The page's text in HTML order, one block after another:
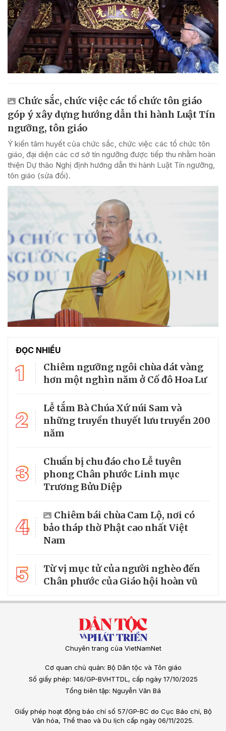
Chức sắc, chức việc các tổ chức tôn giáo
góp ý xây dựng hướng dẫn thi hành Luật Tín
ngưỡng, tôn giáo
Ý kiến tâm huyết của chức sắc, chức việc các tổ chức tôn
giáo, đại diện các cơ sở tín ngưỡng được tiếp thu nhằm hoàn
thiện Dự thảo Nghị định hướng dẫn thi hành Luật Tín ngưỡng,
tôn giáo (sửa đổi).
ĐỌC NHIỀU
1
Chiêm ngưỡng ngôi chùa dát vàng
hơn một nghìn năm ở Cố đô Hoa Lư
2
Lễ tắm Bà Chúa Xứ núi Sam và
những truyền thuyết lưu truyền 200
năm
3
Chuẩn bị chu đáo cho Lễ tuyên
phong Chân phước Linh mục
Trương Bửu Diệp
4
Chiêm bái chùa Cam Lộ, nơi có
bảo tháp thờ Phật cao nhất Việt
Nam
5
Từ vị mục tử của người nghèo đến
Chân phước của Giáo hội hoàn vũ
Chuyên trang của VietNamNet
Cơ quan chủ quản: Bộ Dân tộc và Tôn giáo
Số giấy phép: 146/GP-BVHTTDL, cấp ngày 17/10/2025
Tổng biên tập: Nguyễn Văn Bá
Giấy phép hoạt động báo chí số 57/GP-BC do Cục Báo chí, Bộ
Văn hóa, Thể thao và Du lịch cấp ngày 06/11/2025.